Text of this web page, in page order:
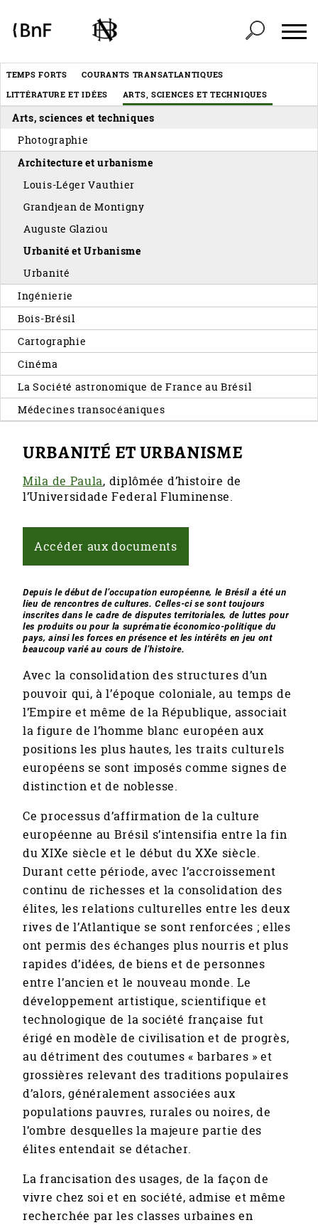
Menu
éditorial
TEMPS FORTS
COURANTS TRANSATLANTIQUES
LITTÉRATURE ET IDÉES
ARTS, SCIENCES ET TECHNIQUES
Arts, sciences et techniques
Photographie
Architecture et urbanisme
Louis-Léger Vauthier
Grandjean de Montigny
Auguste Glaziou
Urbanité et Urbanisme
Urbanité
Ingénierie
Bois-Brésil
Cartographie
Cinéma
La Société astronomique de France au Brésil
Médecines transocéaniques
URBANITÉ ET URBANISME
Mila de Paula, diplômée d’histoire de
l’Universidade Federal Fluminense.
Accéder aux documents
Depuis le début de l’occupation européenne, le Brésil a été un
lieu de rencontres de cultures. Celles-ci se sont toujours
inscrites dans le cadre de disputes territoriales, de luttes pour
les produits ou pour la suprématie économico-politique du
pays, ainsi les forces en présence et les intérêts en jeu ont
beaucoup varié au cours de l’histoire.
Avec la consolidation des structures d’un
pouvoir qui, à l’époque coloniale, au temps de
l’Empire et même de la République, associait
la figure de l’homme blanc européen aux
positions les plus hautes, les traits culturels
européens se sont imposés comme signes de
distinction et de noblesse.
Ce processus d’affirmation de la culture
européenne au Brésil s’intensifia entre la fin
du XIXe siècle et le début du XXe siècle.
Durant cette période, avec l’accroissement
continu de richesses et la consolidation des
élites, les relations culturelles entre les deux
rives de l’Atlantique se sont renforcées ; elles
ont permis des échanges plus nourris et plus
rapides d’idées, de biens et de personnes
entre l’ancien et le nouveau monde. Le
développement artistique, scientifique et
technologique de la société française fut
érigé en modèle de civilisation et de progrès,
au détriment des coutumes « barbares » et
grossières relevant des traditions populaires
d’alors, généralement associées aux
populations pauvres, rurales ou noires, de
l’ombre desquelles la majeure partie des
élites entendait se détacher.
La francisation des usages, de la façon de
vivre chez soi et en société, admise et même
recherchée par les classes urbaines en